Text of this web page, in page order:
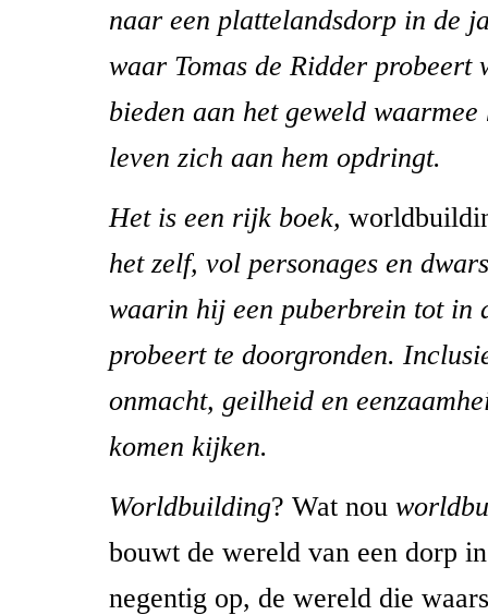
naar een plattelandsdorp in de
waar Tomas de Ridder probeert
bieden aan het geweld waarmee
leven zich aan hem opdringt.
Het is een rijk boek,
het zelf, vol personages en
waarin hij een puberbrein tot in
probeert te doorgronden.
onmacht, geilheid en
komen kijken.
Worldbuilding? Wat nou
bouwt de wereld van een dorp
negentig op, de wereld die